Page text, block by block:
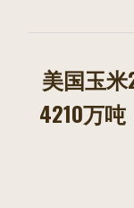
美国玉
4210万吨